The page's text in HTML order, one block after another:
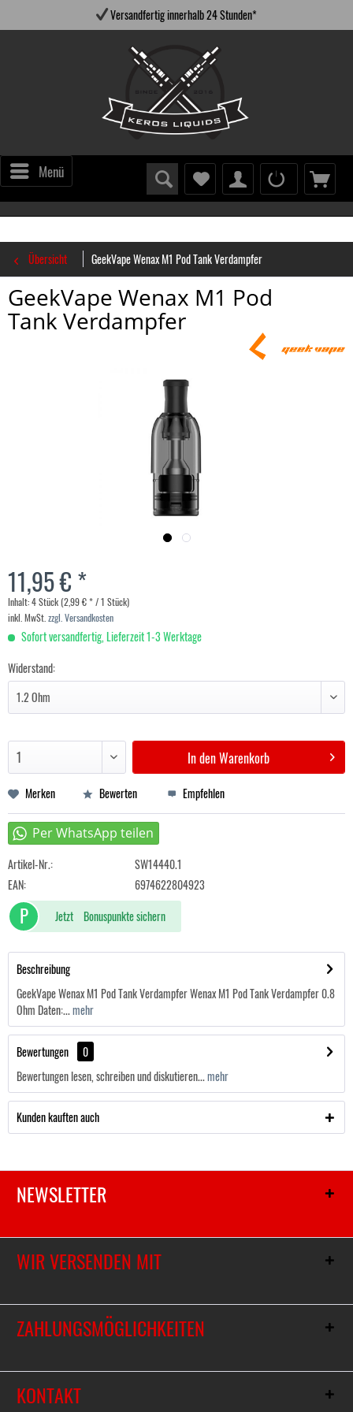
Versandfertig innerhalb 24 Stunden*
Menü
Übersicht GeekVape Wenax M1 Pod Tank Verdampfer
GeekVape Wenax M1 Pod
Tank Verdampfer
11,95 € *
Inhalt:4 Stück (2,99 € * / 1 Stück)
inkl. MwSt. zzgl. Versandkosten
Sofort versandfertig, Lieferzeit 1-3 Werktage
Widerstand:
In denWarenkorb
Merken Bewerten Empfehlen
Artikel-Nr.:
SW14440.1
EAN:
6974622804923
P Jetzt Bonuspunkte sichern
Beschreibung
GeekVape Wenax M1 Pod Tank Verdampfer Wenax M1 Pod Tank Verdampfer 0.8
Ohm Daten:...mehr
Bewertungen
0
Bewertungen lesen, schreiben und diskutieren...mehr
Kunden kauften auch
NEWSLETTER
WIR VERSENDEN MIT
ZAHLUNGSMÖGLICHKEITEN
KONTAKT